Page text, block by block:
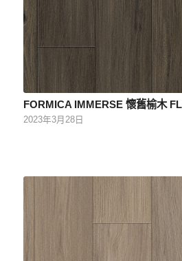
FORMICA IMMERSE 懷舊榆木
2023年3月28日